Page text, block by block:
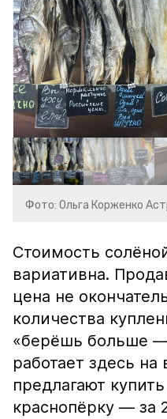
Фото: Ольга Корженко
Стоимость
вариативна.
цена не
количества
«берёшь больше
работает здесь на
предлагают
краснопёрку — за